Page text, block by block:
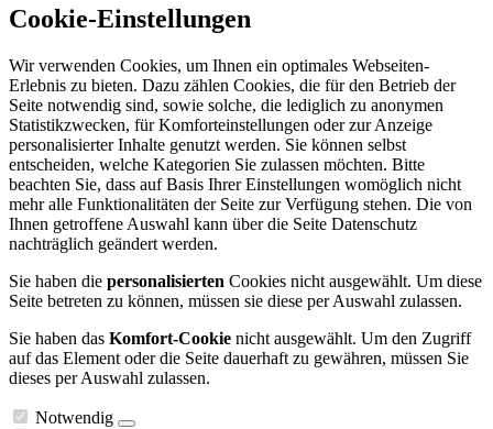
Cookie-Einstellungen
Wir verwenden Cookies, um Ihnen ein optimales Webseiten-
Erlebnis zu bieten. Dazu zählen Cookies, die für den Betrieb der
Seite notwendig sind, sowie solche, die lediglich zu anonymen
Statistikzwecken, für Komforteinstellungen oder zur Anzeige
personalisierter Inhalte genutzt werden. Sie können selbst
entscheiden, welche Kategorien Sie zulassen möchten. Bitte
beachten Sie, dass auf Basis Ihrer Einstellungen womöglich nicht
mehr alle Funktionalitäten der Seite zur Verfügung stehen. Die von
Ihnen getroffene Auswahl kann über die Seite Datenschutz
nachträglich geändert werden.
Sie haben die personalisierten Cookies nicht ausgewählt. Um diese
Seite betreten zu können, müssen sie diese per Auswahl zulassen.
Sie haben das Komfort-Cookie nicht ausgewählt. Um den Zugriff
auf das Element oder die Seite dauerhaft zu gewähren, müssen Sie
dieses per Auswahl zulassen.
Notwendig